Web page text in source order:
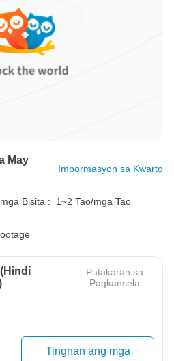
May
Impormasyon sa Kwarto
Bisita :
1~2 Tao/mga Tao
Patakaran sa
Pagkansela
Tingnan ang mga